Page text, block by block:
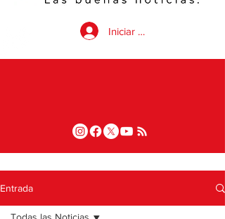
Iniciar sesión
Entrada